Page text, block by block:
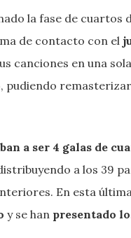
la fase de cuartos
de contacto con el
canciones en una
a ser 4 galas de
a los 39
En esta
y se han presentado